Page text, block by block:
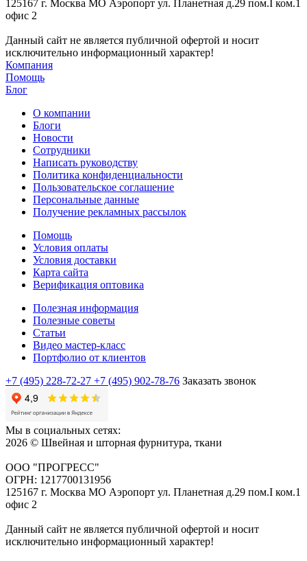
125167 г. Москва МО Аэропорт ул. Планетная д.29 пом.I ком.1
офис 2
Данный сайт не является публичной офертой и носит
исключительно информационный характер!
Компания
Помощь
Блог
О компании
Блоги
Новости
Сотрудники
Написать руководству
Политика конфиденциальности
Пользовательское соглашение
Персональные данные
Получение рекламных рассылок
Помощь
Условия оплаты
Условия доставки
Карта сайта
Верификация оптовика
Полезная информация
Полезные советы
Статьи
Видео мастер-класс
Портфолио от клиентов
+7 (495) 228-72-27 +7 (495) 902-78-76 Заказать звонок
Мы в социальных сетях:
2026 © Швейная и шторная фурнитура, ткани
ООО "ПРОГРЕСС"
ОГРН: 1217700131956
125167 г. Москва МО Аэропорт ул. Планетная д.29 пом.I ком.1
офис 2
Данный сайт не является публичной офертой и носит
исключительно информационный характер!